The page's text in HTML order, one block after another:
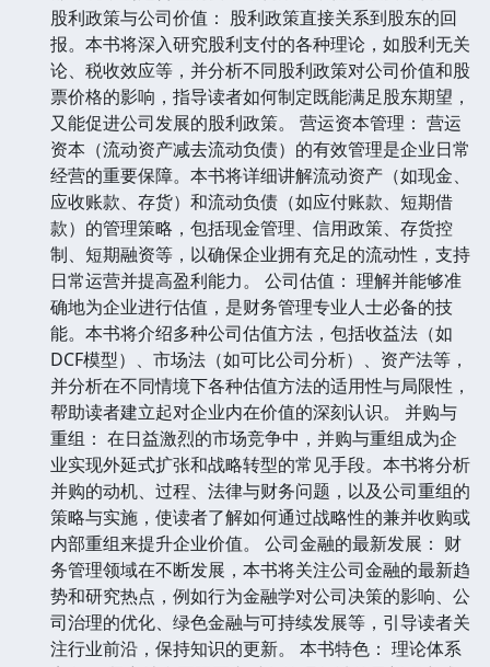
股利政策与公司价值： 股利政策直接关系到股东的回
报。本书将深入研究股利支付的各种理论，如股利无关
论、税收效应等，并分析不同股利政策对公司价值和股
票价格的影响，指导读者如何制定既能满足股东期望，
又能促进公司发展的股利政策。 营运资本管理： 营运
资本（流动资产减去流动负债）的有效管理是企业日常
经营的重要保障。本书将详细讲解流动资产（如现金、
应收账款、存货）和流动负债（如应付账款、短期借
款）的管理策略，包括现金管理、信用政策、存货控
制、短期融资等，以确保企业拥有充足的流动性，支持
日常运营并提高盈利能力。 公司估值： 理解并能够准
确地为企业进行估值，是财务管理专业人士必备的技
能。本书将介绍多种公司估值方法，包括收益法（如
DCF模型）、市场法（如可比公司分析）、资产法等，
并分析在不同情境下各种估值方法的适用性与局限性，
帮助读者建立起对企业内在价值的深刻认识。 并购与
重组： 在日益激烈的市场竞争中，并购与重组成为企
业实现外延式扩张和战略转型的常见手段。本书将分析
并购的动机、过程、法律与财务问题，以及公司重组的
策略与实施，使读者了解如何通过战略性的兼并收购或
内部重组来提升企业价值。 公司金融的最新发展： 财
务管理领域在不断发展，本书将关注公司金融的最新趋
势和研究热点，例如行为金融学对公司决策的影响、公
司治理的优化、绿色金融与可持续发展等，引导读者关
注行业前沿，保持知识的更新。 本书特色： 理论体系